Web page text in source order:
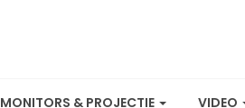
MONITORS & PROJECTIE VIDEO